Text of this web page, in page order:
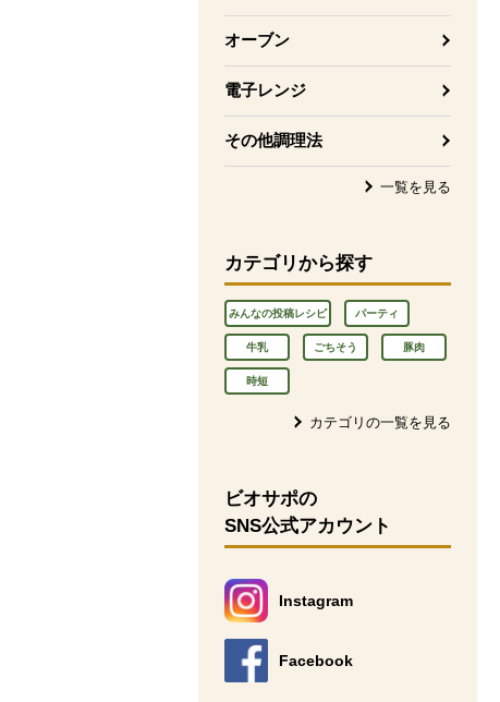
オーブン
電子レンジ
その他調理法
一覧を見る
カテゴリから探す
みんなの投稿レシピ パーティ
牛乳 ごちそう 豚肉
時短
カテゴリの一覧を見る
ビオサポの
SNS公式アカウント
Instagram
別のウィンドウで開きます。
Facebook
別のウィンドウで開きます。